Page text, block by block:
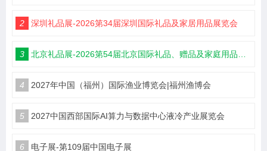
2 深圳礼品展-2026第34届深圳国际礼品及家居用品展览会
3 北京礼品展-2026第54届北京国际礼品、赠品及家庭用品展览会
4 2027年中国（福州）国际渔业博览会|福州渔博会
5 2027中国西部国际AI算力与数据中心液冷产业展览会
6 电子展-第109届中国电子展